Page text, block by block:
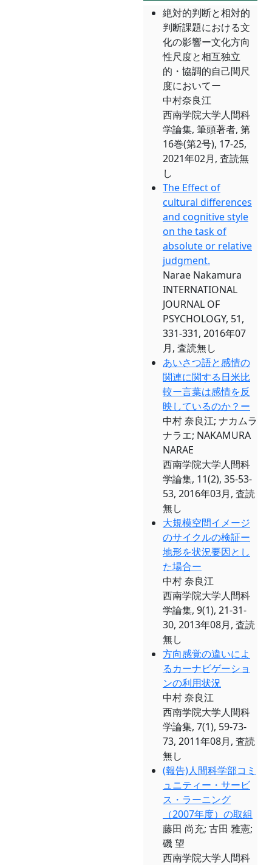
絶対的判断と相対的
判断課題における文
化の影響ー文化方向
性尺度と相互独立
的・協調的自己間尺
度においてー
中村奈良江
西南学院大学人間科
学論集, 筆頭著者, 第
16巻(第2号), 17-25,
2021年02月, 査読無
し
The Effect of
cultural differences
and cognitive style
on the task of
absolute or relative
judgment.
Narae Nakamura
INTERNATIONAL
JOURNAL OF
PSYCHOLOGY, 51,
331-331, 2016年07
月, 査読無し
あいさつ語と感情の
関連に関する日米比
較ー言葉は感情を反
映しているのか？ー
中村 奈良江; ナカムラ
ナラエ; NAKAMURA
NARAE
西南学院大学人間科
学論集, 11(2), 35-53-
53, 2016年03月, 査読
無し
大規模空間イメージ
のサイクルの検証ー
地形を状況要因とし
た場合ー
中村 奈良江
西南学院大学人間科
学論集, 9(1), 21-31-
30, 2013年08月, 査読
無し
方向感覚の違いによ
るカーナビゲーショ
ンの利用状況
中村 奈良江
西南学院大学人間科
学論集, 7(1), 59-73-
73, 2011年08月, 査読
無し
(報告)人間科学部コミ
ュニティー・サービ
ス・ラーニング
（2007年度）の取組
藤田 尚充; 古田 雅憲;
磯 望
西南学院大学人間科